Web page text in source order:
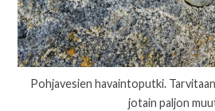
Pohjavesien havaintoputki.
jotain paljon